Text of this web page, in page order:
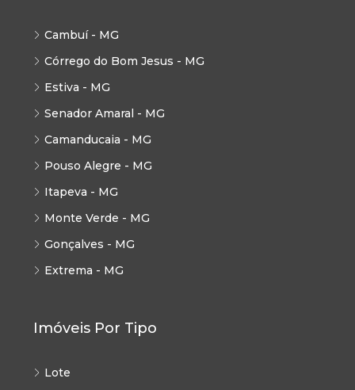
Cambuí - MG
Córrego do Bom Jesus - MG
Estiva - MG
Senador Amaral - MG
Camanducaia - MG
Pouso Alegre - MG
Itapeva - MG
Monte Verde - MG
Gonçalves - MG
Extrema - MG
Imóveis Por Tipo
Lote